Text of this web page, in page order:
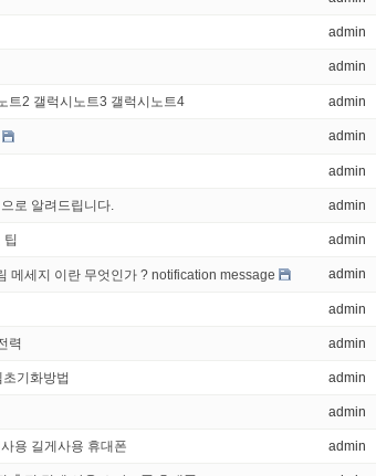
admin
admin
트2 갤럭시노트3 갤럭시노트4 admin
admin
admin
로 알려드립니다. admin
팁 admin
메세지 이란 무엇인가 ? notification message admin
admin
력 admin
기화방법 admin
admin
용 길게사용 휴대폰 admin